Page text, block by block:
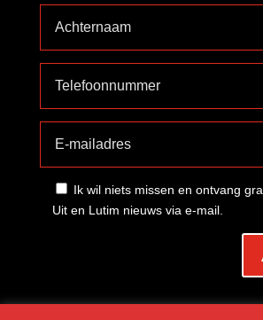
Ik wil niets missen en ontvang
Uit en Lutim nieuws via e-mail.
l